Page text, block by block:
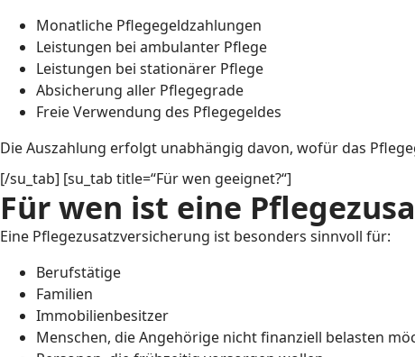
Monatliche Pflegegeldzahlungen
Leistungen bei ambulanter Pflege
Leistungen bei stationärer Pflege
Absicherung aller Pflegegrade
Freie Verwendung des Pflegegeldes
Die Auszahlung erfolgt unabhängig davon, wofür das
[/su_tab] [su_tab title=“Für wen geeignet?“]
Für wen ist eine
Eine Pflegezusatzversicherung ist besonders sinnvoll für:
Berufstätige
Familien
Immobilienbesitzer
Menschen, die Angehörige nicht finanziell belasten